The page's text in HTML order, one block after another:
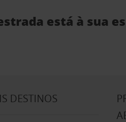
está à sua
DESTINOS